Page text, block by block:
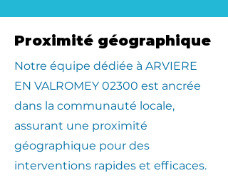
Proximité géographique
​Notre équipe dédiée à ARVIERE
EN VALROMEY 02300 est ancrée
dans la communauté locale,
assurant une proximité
géographique pour des
interventions rapides et efficaces.